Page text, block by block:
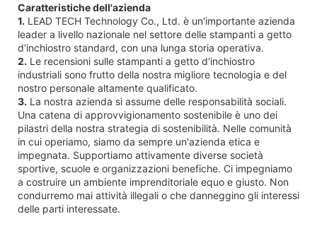
Caratteristiche dell'azienda
1. LEAD TECH Technology Co., Ltd. è un'importante azienda
leader a livello nazionale nel settore delle stampanti a getto
d'inchiostro standard, con una lunga storia operativa.
2. Le recensioni sulle stampanti a getto d'inchiostro
industriali sono frutto della nostra migliore tecnologia e del
nostro personale altamente qualificato.
3. La nostra azienda si assume delle responsabilità sociali.
Una catena di approvvigionamento sostenibile è uno dei
pilastri della nostra strategia di sostenibilità. Nelle comunità
in cui operiamo, siamo da sempre un'azienda etica e
impegnata. Supportiamo attivamente diverse società
sportive, scuole e organizzazioni benefiche. Ci impegniamo
a costruire un ambiente imprenditoriale equo e giusto. Non
condurremo mai attività illegali o che danneggino gli interessi
delle parti interessate.